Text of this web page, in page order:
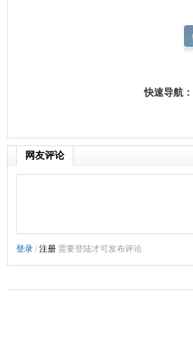
快速导航：
网友评论